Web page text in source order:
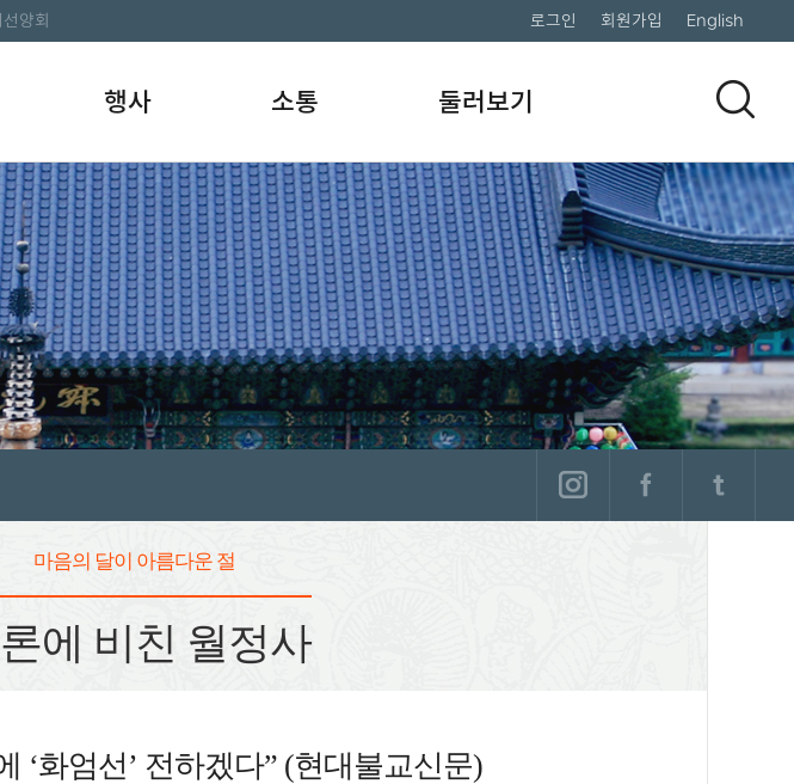
양회 로그인 회원가입 English
행사 소통 둘러보기
마음의 달이 아름다운 절
에 비친 월정사
‘화엄선’ 전하겠다” (현대불교신문)